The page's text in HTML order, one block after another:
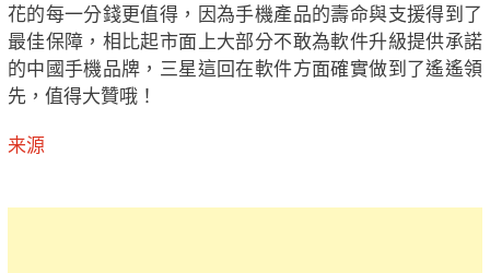
花的每一分錢更值得，因為手機產品的壽命與支援得到了
最佳保障，相比起市面上大部分不敢為軟件升級提供承諾
的中國手機品牌，三星這回在軟件方面確實做到了遙遙領
先，值得大贊哦！
来源